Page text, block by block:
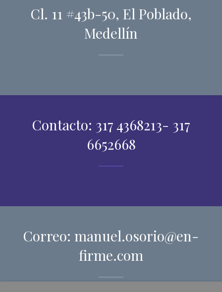
Cl. 11 #43b-50, El Poblado,
Medellín
Contacto: 317 4368213- 317
6652668
Correo: manuel.osorio@en-
firme.com